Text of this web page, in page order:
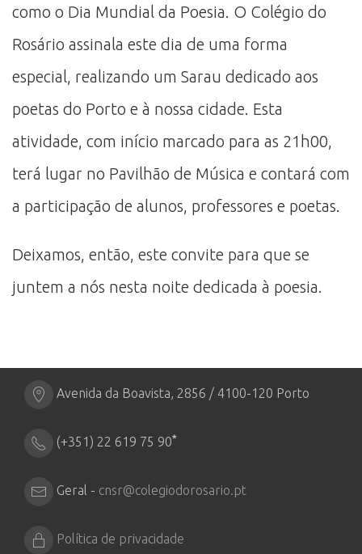
como o Dia Mundial da Poesia. O Colégio do
Rosário assinala este dia de uma forma
especial, realizando um Sarau dedicado aos
poetas do Porto e à nossa cidade. Esta
atividade, com início marcado para as 21h00,
terá lugar no Pavilhão de Música e contará com
a participação de alunos, professores e poetas.
Deixamos, então, este convite para que se
juntem a nós nesta noite dedicada à poesia.
Avenida da Boavista, 2856 / 4100-120 Porto
(+351) 22 619 75 90*
Geral - cnsr@colegiodorosario.pt
Política de privacidade